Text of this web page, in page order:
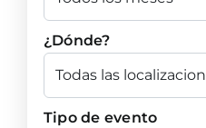
¿Dónde?
Tipo de evento